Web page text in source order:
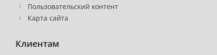
Пользовательский контент
Карта сайта
Клиентам